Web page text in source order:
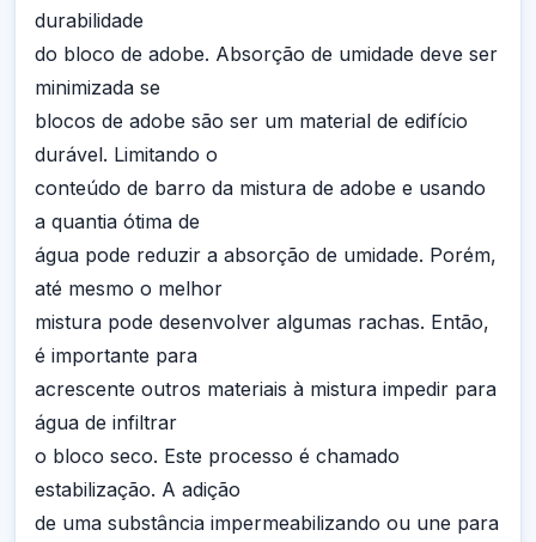
durabilidade
do bloco de adobe. Absorção de umidade deve ser
minimizada se
blocos de adobe são ser um material de edifício
durável. Limitando o
conteúdo de barro da mistura de adobe e usando
a quantia ótima de
água pode reduzir a absorção de umidade. Porém,
até mesmo o melhor
mistura pode desenvolver algumas rachas. Então,
é importante para
acrescente outros materiais à mistura impedir para
água de infiltrar
o bloco seco. Este processo é chamado
estabilização. A adição
de uma substância impermeabilizando ou une para